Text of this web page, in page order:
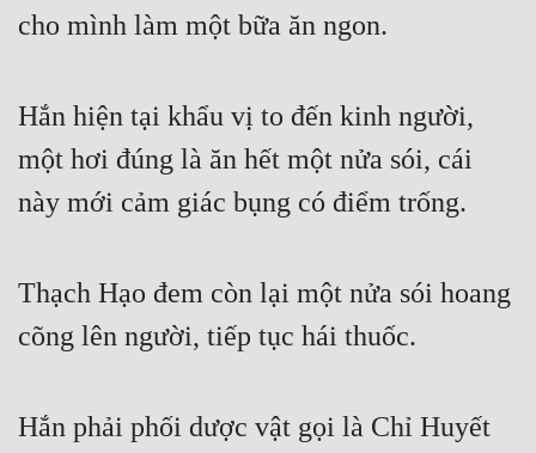
cho mình làm một bữa ăn ngon.
Hắn hiện tại khẩu vị to đến kinh người,
một hơi đúng là ăn hết một nửa sói, cái
này mới cảm giác bụng có điểm trống.
Thạch Hạo đem còn lại một nửa sói hoang
cõng lên người, tiếp tục hái thuốc.
Hắn phải phối dược vật gọi là Chỉ Huyết